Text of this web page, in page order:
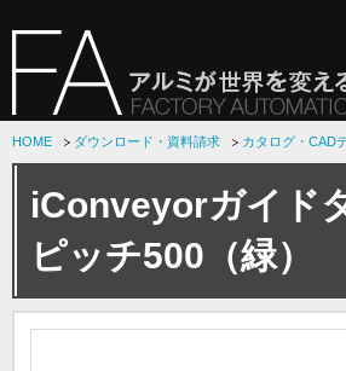
HOME ダウンロード・資料請求 カタログ・CAD
iConveyorガイド
ピッチ500（緑）